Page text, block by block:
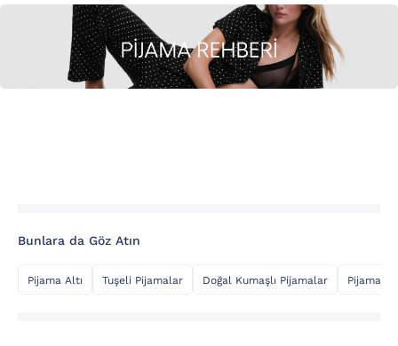
Bunlara da Göz Atın
Pijama Altı Tuşeli Pijamalar Doğal Kumaşlı Pijamalar Pijama